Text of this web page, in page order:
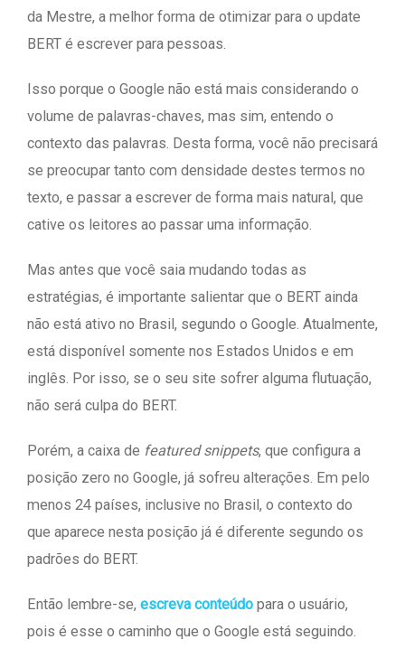
da Mestre, a melhor forma de otimizar para o update
BERT é escrever para pessoas.
Isso porque o Google não está mais considerando o
volume de palavras-chaves, mas sim, entendo o
contexto das palavras. Desta forma, você não precisará
se preocupar tanto com densidade destes termos no
texto, e passar a escrever de forma mais natural, que
cative os leitores ao passar uma informação.
Mas antes que você saia mudando todas as
estratégias, é importante salientar que o BERT ainda
não está ativo no Brasil, segundo o Google. Atualmente,
está disponível somente nos Estados Unidos e em
inglês. Por isso, se o seu site sofrer alguma flutuação,
não será culpa do BERT.
Porém, a caixa de featured snippets, que configura a
posição zero no Google, já sofreu alterações. Em pelo
menos 24 países, inclusive no Brasil, o contexto do
que aparece nesta posição já é diferente segundo os
padrões do BERT.
Então lembre-se, escreva conteúdo para o usuário,
pois é esse o caminho que o Google está seguindo.